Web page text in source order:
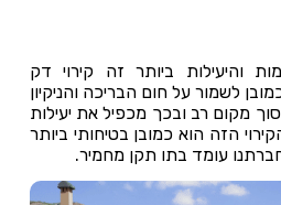
והיעילות ביותר זה קירוי דק
לשמור על חום הבריכה והניקיון
מקום רב ובכך מכפיל את יעילות
הזה הוא כמובן בטיחותי ביותר
עומד בתו תקן מחמיר.